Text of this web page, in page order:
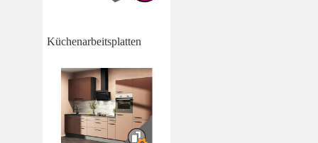
Küchenarbeitsplatten